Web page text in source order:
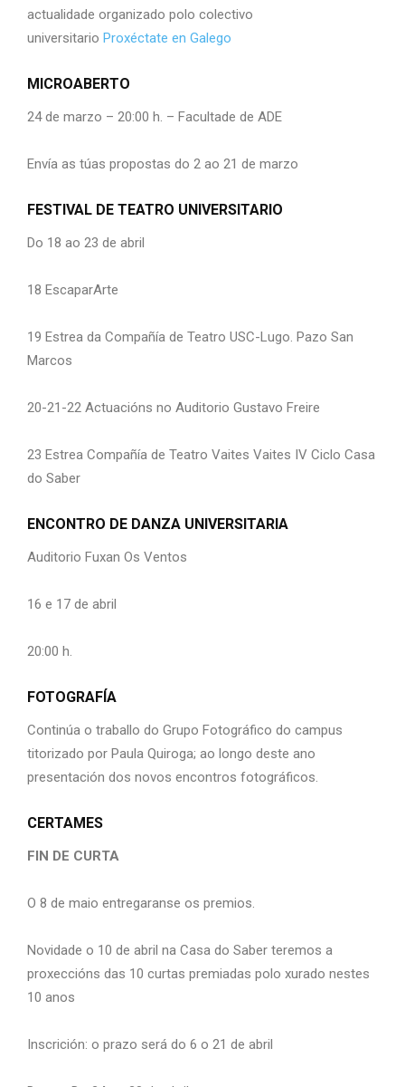
actualidade organizado polo colectivo
universitario Proxéctate en Galego
MICROABERTO
24 de marzo – 20:00 h. – Facultade de ADE
Envía as túas propostas do 2 ao 21 de marzo
FESTIVAL DE TEATRO UNIVERSITARIO
Do 18 ao 23 de abril
18 EscaparArte
19 Estrea da Compañía de Teatro USC-Lugo. Pazo San
Marcos
20-21-22 Actuacións no Auditorio Gustavo Freire
23 Estrea Compañía de Teatro Vaites Vaites IV Ciclo Casa
do Saber
ENCONTRO DE DANZA UNIVERSITARIA
Auditorio Fuxan Os Ventos
16 e 17 de abril
20:00 h.
FOTOGRAFÍA
Continúa o traballo do Grupo Fotográfico do campus
titorizado por Paula Quiroga; ao longo deste ano
presentación dos novos encontros fotográficos.
CERTAMES
FIN DE CURTA
O 8 de maio entregaranse os premios.
Novidade o 10 de abril na Casa do Saber teremos a
proxeccións das 10 curtas premiadas polo xurado nestes
10 anos
Inscrición: o prazo será do 6 o 21 de abril